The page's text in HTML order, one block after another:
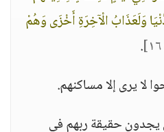
وَلَعَذَابُ الْآخِرَةِ أَخْزَى وَهُمْ
.
لا يرى إلا مساكنهم.
يجدون حقيقة ربهم في